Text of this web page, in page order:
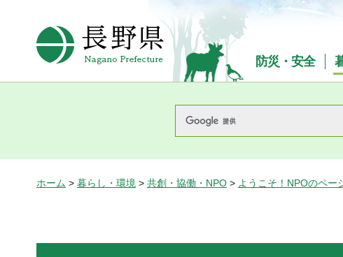
長野県Nagano Prefecture
防災・安全
ホーム > 暮らし・環境 > 共創・協働・NPO > ようこそ！NPOのペー